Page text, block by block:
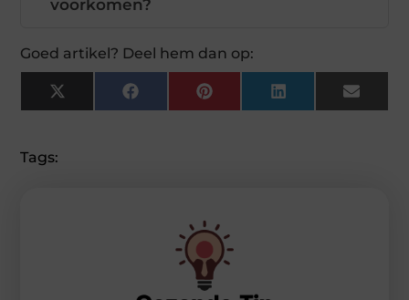
voorkomen?
Goed artikel? Deel hem dan op:
X
(Twitter)
FacebookPinterestLinkedInEmail
Tags: